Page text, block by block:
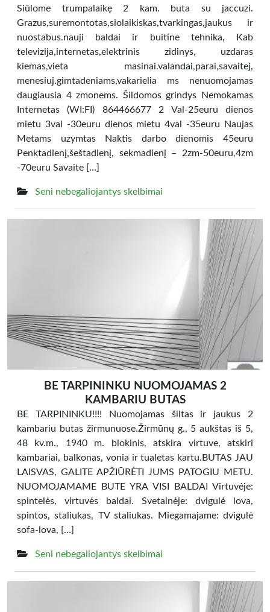
Siūlome trumpalaikę 2 kam. buta su jaccuzi.
Grazus,suremontotas,siolaikiskas,tvarkingas,jaukus ir
nuostabus.nauji baldai ir buitine tehnika, Kab
televizija,internetas,elektrinis zidinys, uzdaras
kiemas,vieta masinai.valandai,parai,savaitej,
menesiuj.gimtadeniams,vakarielia ms nenuomojamas
daugiausia 4 zmonems. Šildomos grindys Nemokamas
Internetas (WI:FI) 864466677 2 Val-25euru dienos
mietu 3val -30euru dienos mietu 4val -35euru Naujas
Metams uzymtas Naktis darbo dienomis 45euru
Penktadienį,šeštadienį, sekmadienį – 2zm-50euru,4zm
-70euru Savaite […]
Seni nebegaliojantys skelbimai
BE TARPININKU NUOMOJAMAS 2
KAMBARIU BUTAS
BE TARPININKU!!!! Nuomojamas šiltas ir jaukus 2
kambariu butas žirmunuose.Žirmūnų g., 5 aukštas iš 5,
48 kv.m., 1940 m. blokinis, atskira virtuve, atskiri
kambariai, balkonas, vonia ir tualetas kartu.BUTAS JAU
LAISVAS, GALITE APŽIŪRĖTI JUMS PATOGIU METU.
NUOMOJAMAME BUTE YRA VISI BALDAI Virtuvėje:
spintelės, virtuvės baldai. Svetainėje: dvigulė lova,
spintos, staliukas, TV staliukas. Miegamajame: dvigulė
sofa-lova, […]
Seni nebegaliojantys skelbimai